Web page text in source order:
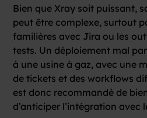
Bien que Xray soit puissant,
peut être complexe, surtout
familières avec Jira ou les
tests. Un déploiement mal
à une usine à gaz, avec une
de tickets et des workflows
est donc recommandé de
d’anticiper l’intégration avec